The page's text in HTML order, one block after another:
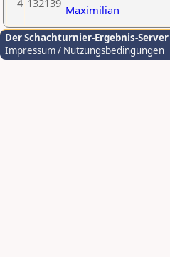
4 132139 Maximilian
Der Schachturnier-Ergebnis-Server
Impressum / Nutzungsbedingungen